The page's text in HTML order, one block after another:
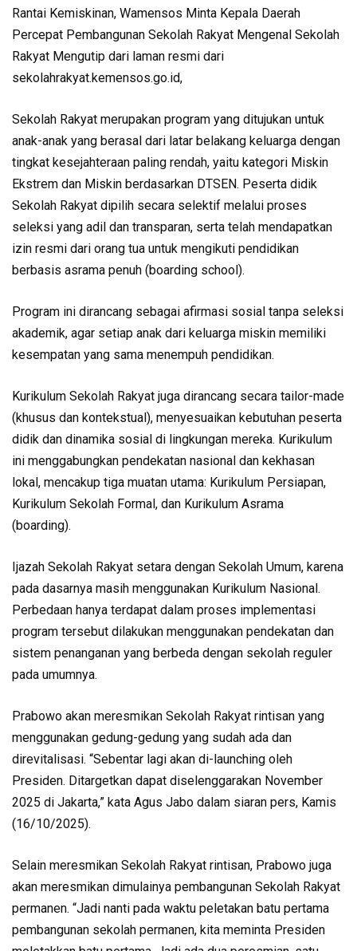
Rantai Kemiskinan, Wamensos Minta Kepala Daerah
Percepat Pembangunan Sekolah Rakyat Mengenal Sekolah
Rakyat Mengutip dari laman resmi dari
sekolahrakyat.kemensos.go.id,
Sekolah Rakyat merupakan program yang ditujukan untuk
anak-anak yang berasal dari latar belakang keluarga dengan
tingkat kesejahteraan paling rendah, yaitu kategori Miskin
Ekstrem dan Miskin berdasarkan DTSEN. Peserta didik
Sekolah Rakyat dipilih secara selektif melalui proses
seleksi yang adil dan transparan, serta telah mendapatkan
izin resmi dari orang tua untuk mengikuti pendidikan
berbasis asrama penuh (boarding school).
Program ini dirancang sebagai afirmasi sosial tanpa seleksi
akademik, agar setiap anak dari keluarga miskin memiliki
kesempatan yang sama menempuh pendidikan.
Kurikulum Sekolah Rakyat juga dirancang secara tailor-made
(khusus dan kontekstual), menyesuaikan kebutuhan peserta
didik dan dinamika sosial di lingkungan mereka. Kurikulum
ini menggabungkan pendekatan nasional dan kekhasan
lokal, mencakup tiga muatan utama: Kurikulum Persiapan,
Kurikulum Sekolah Formal, dan Kurikulum Asrama
(boarding).
Ijazah Sekolah Rakyat setara dengan Sekolah Umum, karena
pada dasarnya masih menggunakan Kurikulum Nasional.
Perbedaan hanya terdapat dalam proses implementasi
program tersebut dilakukan menggunakan pendekatan dan
sistem penanganan yang berbeda dengan sekolah reguler
pada umumnya.
Prabowo akan meresmikan Sekolah Rakyat rintisan yang
menggunakan gedung-gedung yang sudah ada dan
direvitalisasi. “Sebentar lagi akan di-launching oleh
Presiden. Ditargetkan dapat diselenggarakan November
2025 di Jakarta,” kata Agus Jabo dalam siaran pers, Kamis
(16/10/2025).
Selain meresmikan Sekolah Rakyat rintisan, Prabowo juga
akan meresmikan dimulainya pembangunan Sekolah Rakyat
permanen. “Jadi nanti pada waktu peletakan batu pertama
pembangunan sekolah permanen, kita meminta Presiden